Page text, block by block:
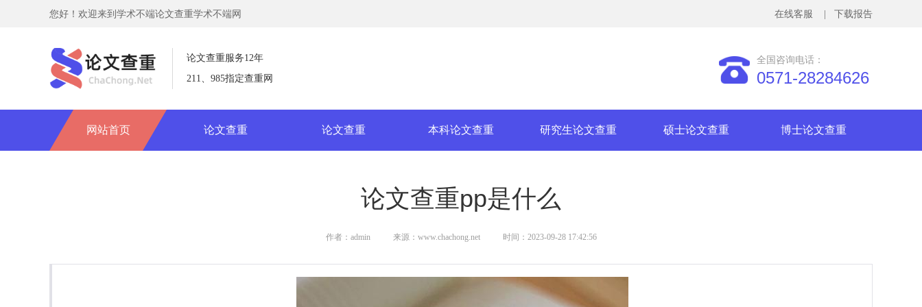
您好！欢迎来到学术不端论文查重学术不端网
网站首页 论文查重 论文查重 本科论文查重 研究生论文查重 硕士论文查重 博士论文查重
论文查重服务12年
211、985指定查重网
全国咨询电话：
0571-28284626
| 下载报告
在线客服
论文查重pp是什么
作者：admin 来源：www.chachong.net 时间：2023-09-28 17:42:56